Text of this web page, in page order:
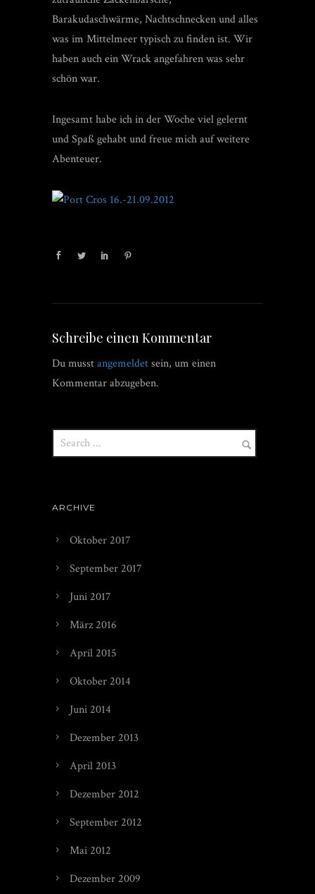
Barakudaschwärme, Nachtschnecken und alles
was im Mittelmeer typisch zu finden ist. Wir
haben auch ein Wrack angefahren was sehr
schön war.
Ingesamt habe ich in der Woche viel gelernt
und Spaß gehabt und freue mich auf weitere
Abenteuer.
Schreibe einen Kommentar
Du musstangemeldetsein, um einen
Kommentar abzugeben.
ARCHIVE
Oktober 2017
September 2017
Juni 2017
März 2016
April 2015
Oktober 2014
Juni 2014
Dezember 2013
April 2013
Dezember 2012
September 2012
Mai 2012
Dezember 2009